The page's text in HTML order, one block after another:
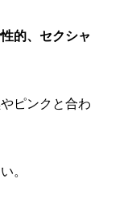
的、セクシャ
ピンクと合わ
。